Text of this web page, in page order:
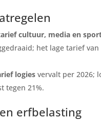
cultuur, media en
het lage tarief
logiesvervalt per 2026;
tegen 21%.
erfbelasting